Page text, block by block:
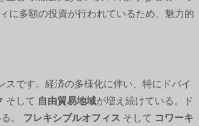
に多額の投資が行われているため、魅力的
です。経済の多様化に伴い、特にドバイ
そして 自由貿易地域が増え続けている。ド
。 フレキシブルオフィス そして コワーキ